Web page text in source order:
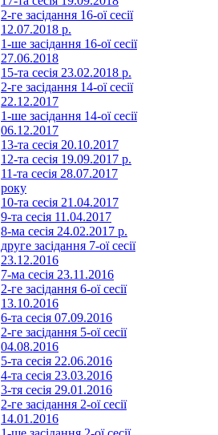
2-ге засідання 16-ої сесії
12.07.2018 р.
1-ше засідання 16-ої сесії
27.06.2018
15-та сесія 23.02.2018 р.
2-ге засідання 14-ої сесії
22.12.2017
1-ше засідання 14-ої сесії
06.12.2017
13-та сесія 20.10.2017
12-та сесія 19.09.2017 р.
11-та сесія 28.07.2017
року
10-та сесія 21.04.2017
9-та сесія 11.04.2017
8-ма сесія 24.02.2017 р.
друге засідання 7-ої сесії
23.12.2016
7-ма сесія 23.11.2016
2-ге засідання 6-ої сесії
13.10.2016
6-та сесія 07.09.2016
2-ге засідання 5-ої сесії
04.08.2016
5-та сесія 22.06.2016
4-та сесія 23.03.2016
3-тя сесія 29.01.2016
2-ге засідання 2-ої сесії
14.01.2016